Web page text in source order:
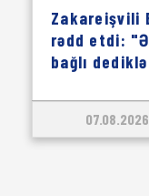
Zakareişvili
rədd etdi:
bağlı